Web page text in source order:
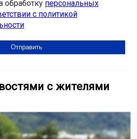
обработку персональных
с политикой
с жителями